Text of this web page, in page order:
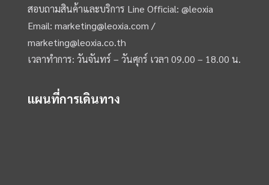
สอบถามสินค้าและบริการ Line Official:@leoxia
Email:marketing@leoxia.com /
marketing@leoxia.co.th
เวลาทำการ: วันจันทร์ – วันศุกร์ เวลา 09.00 – 18.00 น.
แผนที่การเดินทาง